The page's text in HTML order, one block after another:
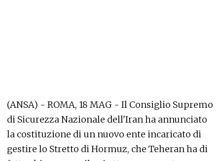
(ANSA) - ROMA, 18 MAG - Il Consiglio Supremo
di Sicurezza Nazionale dell'Iran ha annunciato
la costituzione di un nuovo ente incaricato di
gestire lo Stretto di Hormuz, che Teheran ha di